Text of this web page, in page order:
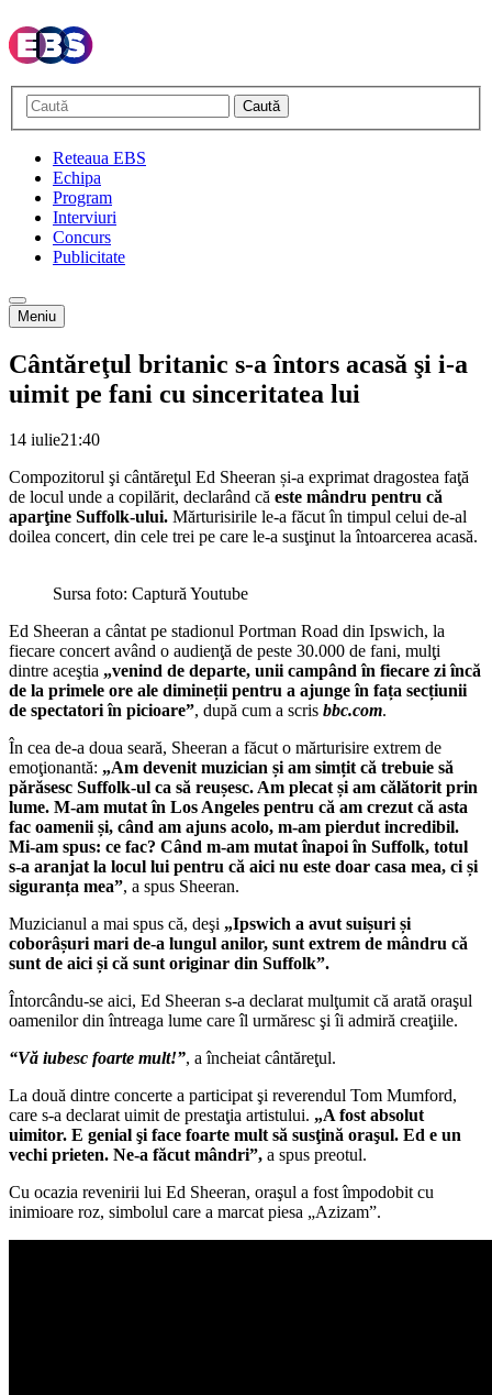
Caută
Reteaua EBS
Echipa
Program
Interviuri
Concurs
Publicitate
Meniu
Cântăreţul britanic s-a întors acasă şi i-a
uimit pe fani cu sinceritatea lui
14 iulie21:40
Compozitorul şi cântăreţul Ed Sheeran și-a exprimat dragostea faţă
de locul unde a copilărit, declarând că este mândru pentru că
aparţine Suffolk-ului. Mărturisirile le-a făcut în timpul celui de-al
doilea concert, din cele trei pe care le-a susţinut la întoarcerea acasă.
Sursa foto: Captură Youtube
Ed Sheeran a cântat pe stadionul Portman Road din Ipswich, la
fiecare concert având o audienţă de peste 30.000 de fani, mulţi
dintre aceştia „venind de departe, unii campând în fiecare zi încă
de la primele ore ale dimineții pentru a ajunge în fața secțiunii
de spectatori în picioare”, după cum a scris bbc.com.
În cea de-a doua seară, Sheeran a făcut o mărturisire extrem de
emoţionantă: „Am devenit muzician și am simțit că trebuie să
părăsesc Suffolk-ul ca să reușesc. Am plecat și am călătorit prin
lume. M-am mutat în Los Angeles pentru că am crezut că asta
fac oamenii și, când am ajuns acolo, m-am pierdut incredibil.
Mi-am spus: ce fac? Când m-am mutat înapoi în Suffolk, totul
s-a aranjat la locul lui pentru că aici nu este doar casa mea, ci și
siguranța mea”, a spus Sheeran.
Muzicianul a mai spus că, deşi „Ipswich a avut suișuri și
coborâșuri mari de-a lungul anilor, sunt extrem de mândru că
sunt de aici și că sunt originar din Suffolk”.
Întorcându-se aici, Ed Sheeran s-a declarat mulţumit că arată oraşul
oamenilor din întreaga lume care îl urmăresc şi îi admiră creaţiile.
“Vă iubesc foarte mult!”, a încheiat cântăreţul.
La două dintre concerte a participat şi reverendul Tom Mumford,
care s-a declarat uimit de prestaţia artistului. „A fost absolut
uimitor. E genial şi face foarte mult să susţină oraşul. Ed e un
vechi prieten. Ne-a făcut mândri”, a spus preotul.
Cu ocazia revenirii lui Ed Sheeran, oraşul a fost împodobit cu
inimioare roz, simbolul care a marcat piesa „Azizam”.